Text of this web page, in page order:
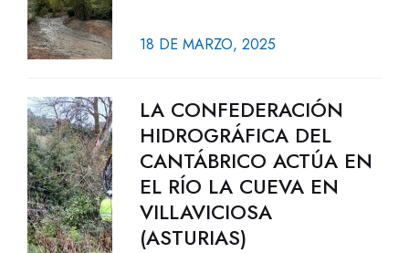
18 DE MARZO, 2025
LA CONFEDERACIÓN
HIDROGRÁFICA DEL
CANTÁBRICO ACTÚA EN
EL RÍO LA CUEVA EN
VILLAVICIOSA
(ASTURIAS)